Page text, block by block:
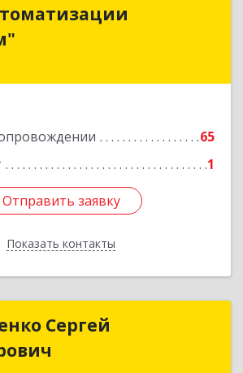
65
1
Отправить заявку
Показать контакты
автоматизации
Подробнее
Отправить заявку
Назад
Сергей
ИП Колиденко Сергей